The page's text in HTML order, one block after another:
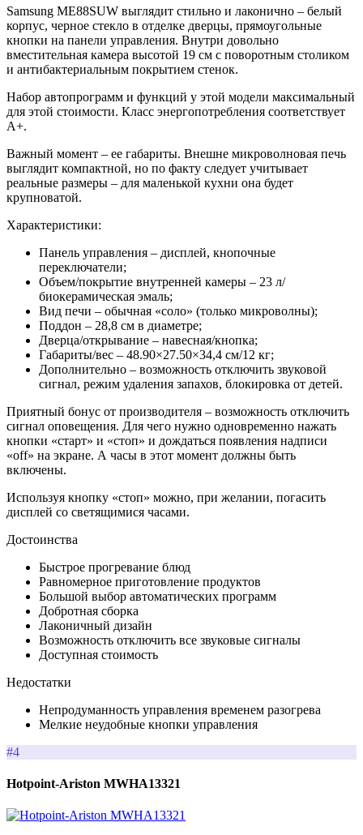
Samsung ME88SUW выглядит стильно и лаконично – белый
корпус, черное стекло в отделке дверцы, прямоугольные
кнопки на панели управления. Внутри довольно
вместительная камера высотой 19 см с поворотным столиком
и антибактериальным покрытием стенок.
Набор автопрограмм и функций у этой модели максимальный
для этой стоимости. Класс энергопотребления соответствует
А+.
Важный момент – ее габариты. Внешне микроволновая печь
выглядит компактной, но по факту следует учитывает
реальные размеры – для маленькой кухни она будет
крупноватой.
Характеристики:
Панель управления – дисплей, кнопочные
переключатели;
Объем/покрытие внутренней камеры – 23 л/
биокерамическая эмаль;
Вид печи – обычная «соло» (только микроволны);
Поддон – 28,8 см в диаметре;
Дверца/открывание – навесная/кнопка;
Габариты/вес – 48.90×27.50×34,4 см/12 кг;
Дополнительно – возможность отключить звуковой
сигнал, режим удаления запахов, блокировка от детей.
Приятный бонус от производителя – возможность отключить
сигнал оповещения. Для чего нужно одновременно нажать
кнопки «старт» и «стоп» и дождаться появления надписи
«off» на экране. А часы в этот момент должны быть
включены.
Используя кнопку «стоп» можно, при желании, погасить
дисплей со светящимися часами.
Достоинства
Быстрое прогревание блюд
Равномерное приготовление продуктов
Большой выбор автоматических программ
Добротная сборка
Лаконичный дизайн
Возможность отключить все звуковые сигналы
Доступная стоимость
Недостатки
Непродуманность управления временем разогрева
Мелкие неудобные кнопки управления
#4
Hotpoint-Ariston MWHA13321